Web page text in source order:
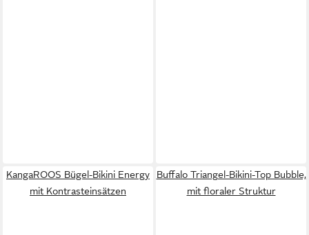
KangaROOS Bügel-Bikini Energy
mit Kontrasteinsätzen
Buffalo Triangel-Bikini-Top Bubble,
mit floraler Struktur